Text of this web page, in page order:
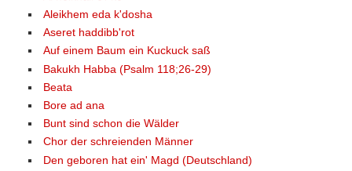
Aleikhem eda k'dosha
Aseret haddibb'rot
Auf einem Baum ein Kuckuck saß
Bakukh Habba (Psalm 118;26-29)
Beata
Bore ad ana
Bunt sind schon die Wälder
Chor der schreienden Männer
Den geboren hat ein' Magd (Deutschland)